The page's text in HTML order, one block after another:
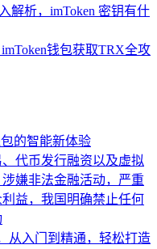
解析，imToken 密钥有什
钱包获取TRX全攻
的智能新体验
代币发行融资以及虚拟
嫌非法金融活动，严重
益，我国明确禁止任何
从入门到精通，轻松打造